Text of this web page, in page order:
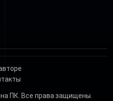
ПК . Все права защищены.